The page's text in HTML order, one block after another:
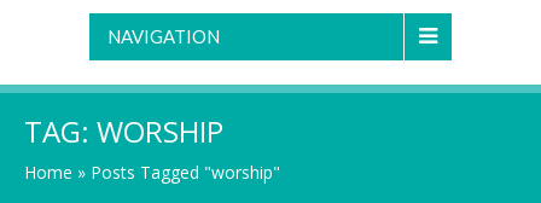
NAVIGATION
TAG: WORSHIP
Home » Posts Tagged "worship"